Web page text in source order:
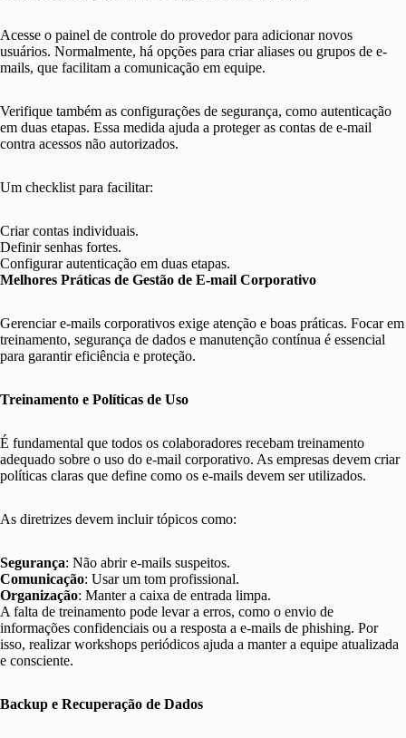
Acesse o painel de controle do provedor para adicionar novos
usuários. Normalmente, há opções para criar aliases ou grupos de e-
mails, que facilitam a comunicação em equipe.
Verifique também as configurações de segurança, como autenticação
em duas etapas. Essa medida ajuda a proteger as contas de e-mail
contra acessos não autorizados.
Um checklist para facilitar:
Criar contas individuais.
Definir senhas fortes.
Configurar autenticação em duas etapas.
Melhores Práticas de Gestão de E-mail Corporativo
Gerenciar e-mails corporativos exige atenção e boas práticas. Focar em
treinamento, segurança de dados e manutenção contínua é essencial
para garantir eficiência e proteção.
Treinamento e Políticas de Uso
É fundamental que todos os colaboradores recebam treinamento
adequado sobre o uso do e-mail corporativo. As empresas devem criar
políticas claras que define como os e-mails devem ser utilizados.
As diretrizes devem incluir tópicos como:
Segurança: Não abrir e-mails suspeitos.
Comunicação: Usar um tom profissional.
Organização: Manter a caixa de entrada limpa.
A falta de treinamento pode levar a erros, como o envio de
informações confidenciais ou a resposta a e-mails de phishing. Por
isso, realizar workshops periódicos ajuda a manter a equipe atualizada
e consciente.
Backup e Recuperação de Dados